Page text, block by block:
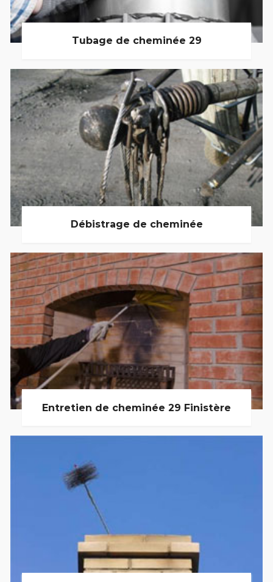
Tubage de cheminée 29
Débistrage de cheminée
Entretien de cheminée 29 Finistère